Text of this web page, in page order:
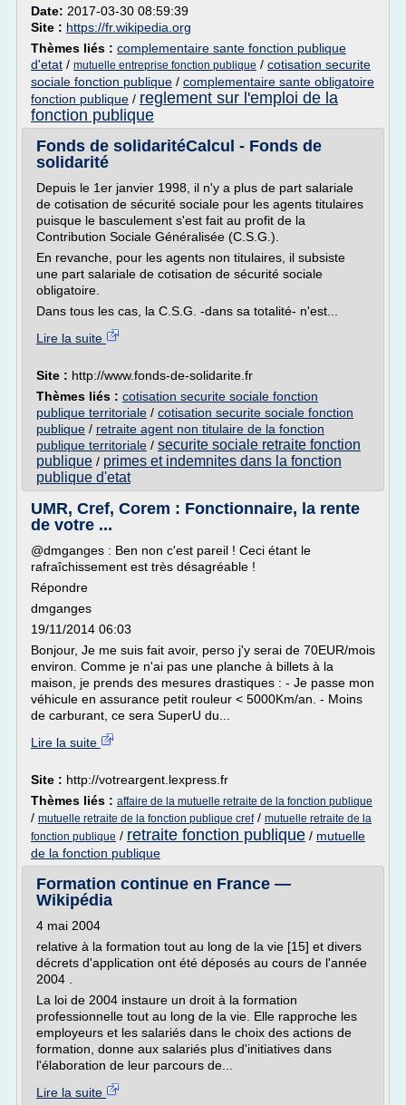
Date: 2017-03-30 08:59:39
Site : https://fr.wikipedia.org
Thèmes liés : complementaire sante fonction publique
d'etat / mutuelle entreprise fonction publique / cotisation securite
sociale fonction publique / complementaire sante obligatoire
fonction publique / reglement sur l'emploi de la
fonction publique
Fonds de solidaritéCalcul - Fonds de
solidarité
Depuis le 1er janvier 1998, il n'y a plus de part salariale
de cotisation de sécurité sociale pour les agents titulaires
puisque le basculement s'est fait au profit de la
Contribution Sociale Généralisée (C.S.G.).
En revanche, pour les agents non titulaires, il subsiste
une part salariale de cotisation de sécurité sociale
obligatoire.
Dans tous les cas, la C.S.G. -dans sa totalité- n'est...
Lire la suite
Site : http://www.fonds-de-solidarite.fr
Thèmes liés : cotisation securite sociale fonction
publique territoriale / cotisation securite sociale fonction
publique / retraite agent non titulaire de la fonction
publique territoriale / securite sociale retraite fonction
publique / primes et indemnites dans la fonction
publique d'etat
UMR, Cref, Corem : Fonctionnaire, la rente
de votre ...
@dmganges : Ben non c'est pareil ! Ceci étant le
rafraîchissement est très désagréable !
Répondre
dmganges
19/11/2014 06:03
Bonjour, Je me suis fait avoir, perso j'y serai de 70EUR/mois
environ. Comme je n'ai pas une planche à billets à la
maison, je prends des mesures drastiques : - Je passe mon
véhicule en assurance petit rouleur < 5000Km/an. - Moins
de carburant, ce sera SuperU du...
Lire la suite
Site : http://votreargent.lexpress.fr
Thèmes liés : affaire de la mutuelle retraite de la fonction publique
/ mutuelle retraite de la fonction publique cref/ mutuelle retraite de la
fonction publique / retraite fonction publique / mutuelle
de la fonction publique
Formation continue en France —
Wikipédia
4 mai 2004
relative à la formation tout au long de la vie [15] et divers
décrets d'application ont été déposés au cours de l'année
2004 .
La loi de 2004 instaure un droit à la formation
professionnelle tout au long de la vie. Elle rapproche les
employeurs et les salariés dans le choix des actions de
formation, donne aux salariés plus d'initiatives dans
l'élaboration de leur parcours de...
Lire la suite